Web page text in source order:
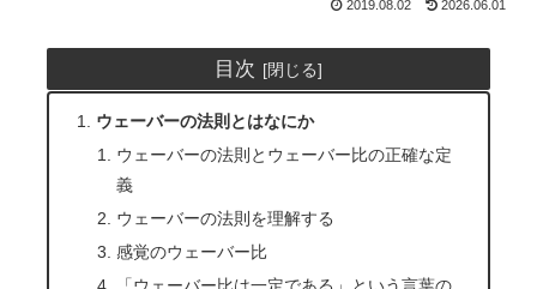
2019.08.02 2026.06.01
目次
ウェーバーの法則とはなにか
ウェーバーの法則とウェーバー比の正確な定
義
ウェーバーの法則を理解する
感覚のウェーバー比
「ウェーバー比は一定である」という言葉の